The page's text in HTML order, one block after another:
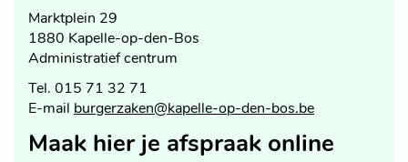
Adres
Marktplein 29
,1880 Kapelle-op-den-Bos
Administratief centrum
Tel. 015 71 32 71
E-
burgerzaken@kapelle-op-den-bos.be
Openingsuren
Maak hier je afspraak online